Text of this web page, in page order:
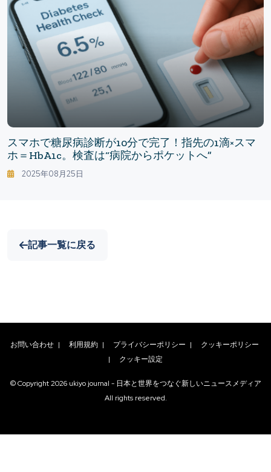
スマホで糖尿病診断が10分で完了！指先の1滴×スマ
ホ＝HbA1c。検査は“病院からポケットへ”
2025年08月25日
記事一覧に戻る
お問い合わせ | 利用規約 | プライバシーポリシー | クッキーポリシー
| クッキー設定
© Copyright2026 ukiyo journal - 日本と世界をつなぐ新しいニュースメディア
All rights reserved.